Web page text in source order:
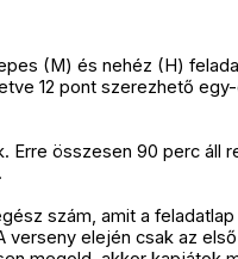
(M) és nehéz (H)
12 pont szerezhető
Erre összesen 90 perc áll
szám, amit a feladatlap
verseny elején csak az